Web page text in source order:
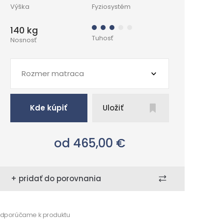
Výška Fyziosystém
Nosnosť
140 kg
Tuhosť
Rozmer matraca
Kde kúpiť Uložiť
od 465,00 €
+ pridať do porovnania
k produktu